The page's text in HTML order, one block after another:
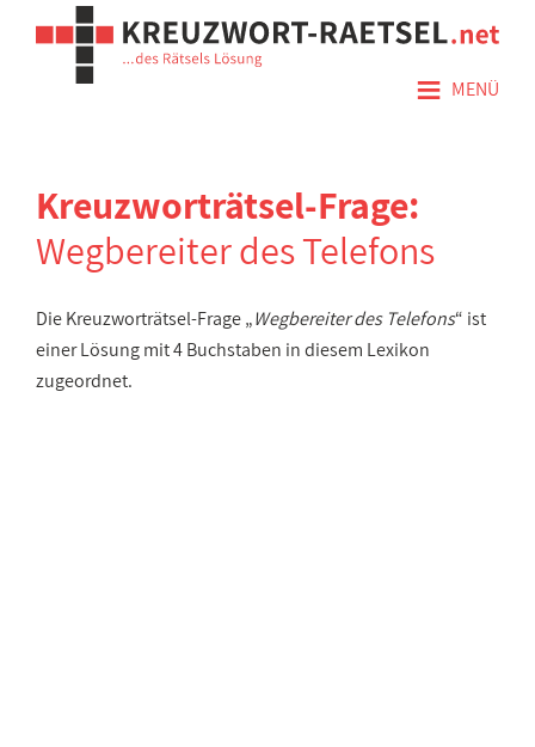
≡ MENÜ
Kreuzworträtsel-Frage:
Wegbereiter des Telefons
Die Kreuzworträtsel-Frage „Wegbereiter des Telefons“ ist
einer Lösung mit 4 Buchstaben in diesem Lexikon
zugeordnet.